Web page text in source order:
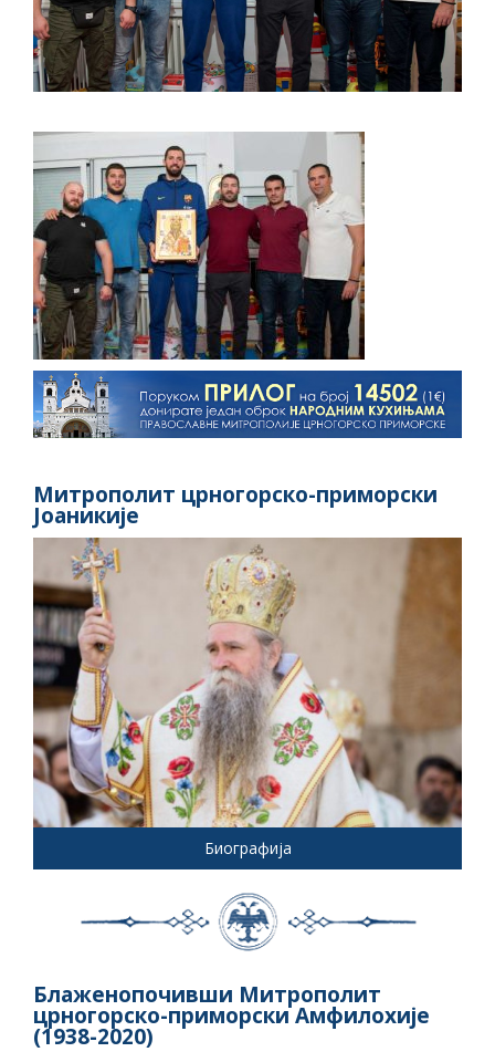
Митрополит црногорско-приморски
Јоаникије
Биографија
Блаженопочивши Митрополит
црногорско-приморски Амфилохије
(1938-2020)